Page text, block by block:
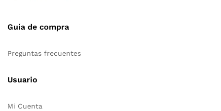
Guía de compra
Preguntas frecuentes
Usuario
Mi Cuenta